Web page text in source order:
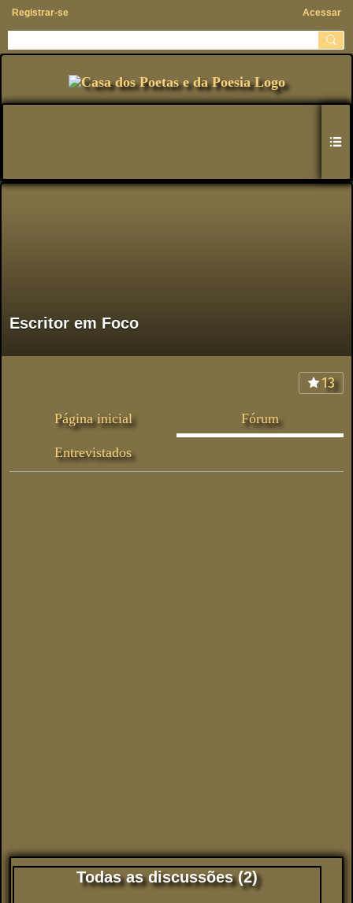
Registrar-se Acessar
Escritor em Foco
13
Página inicial Fórum
Entrevistados
Todas as discussões (2)